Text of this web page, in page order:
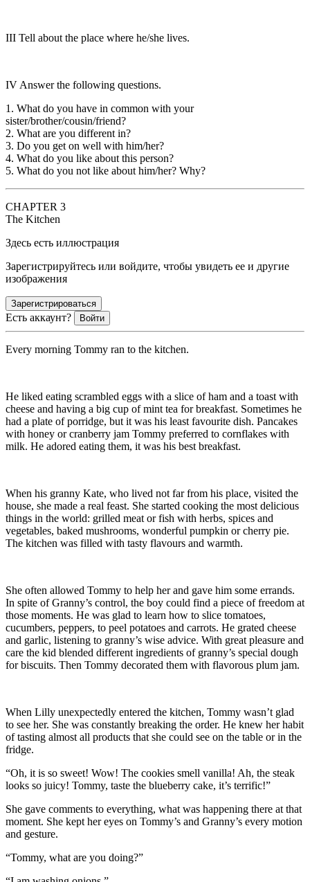
III Tell about the place where he/she lives.
IV Answer the following questions.
1. What do you have in common with your
sister/brother/cousin/friend?
2. What are you different in?
3. Do you get on well with him/her?
4. What do you like about this person?
5. What do you not like about him/her? Why?
CHAPTER 3
The Kitchen
Здесь есть иллюстрация
Зарегистрируйтесь или войдите, чтобы увидеть ее и другие
изображения
Зарегистрироваться
Есть аккаунт? Войти
Every morning Tommy ran to the kitchen.
He liked eating scrambled eggs with a slice of ham and a toast with
cheese and having a big cup of mint tea for breakfast. Sometimes he
had a plate of porridge, but it was his least favourite dish. Pancakes
with honey or cranberry jam Tommy preferred to cornflakes with
milk. He adored eating them, it was his best breakfast.
When his granny Kate, who lived not far from his place, visited the
house, she made a real feast. She started cooking the most delicious
things in the world: grilled meat or fish with herbs, spices and
vegetables, baked mushrooms, wonderful pumpkin or cherry pie.
The kitchen was filled with tasty flavours and warmth.
She often allowed Tommy to help her and gave him some errands.
In spite of Granny’s control, the boy could find a piece of freedom at
those moments. He was glad to learn how to slice tomatoes,
cucumbers, peppers, to peel potatoes and carrots. He grated cheese
and garlic, listening to granny’s wise advice. With great pleasure and
care the kid blended different ingredients of granny’s special dough
for biscuits. Then Tommy decorated them with flavorous plum jam.
When Lilly unexpectedly entered the kitchen, Tommy wasn’t glad
to see her. She was constantly breaking the order. He knew her habit
of tasting almost all products that she could see on the table or in the
fridge.
“Oh, it is so sweet! Wow! The cookies smell vanilla! Ah, the steak
looks so juicy! Tommy, taste the blueberry cake, it’s terrific!”
She gave comments to everything, what was happening there at that
moment. She kept her eyes on Tommy’s and Granny’s every motion
and gesture.
“Tommy, what are you doing?”